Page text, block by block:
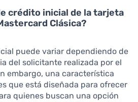
crédito inicial de la tarjeta
Clásica?
puede variar dependiendo de
del solicitante realizada por el
embargo, una característica
que está diseñada para ofrecer
quienes buscan una opción